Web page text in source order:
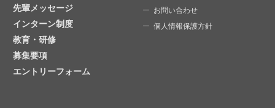
先輩メッセージ
インターン制度
教育・研修
募集要項
エントリーフォーム
お問い合わせ
個人情報保護方針